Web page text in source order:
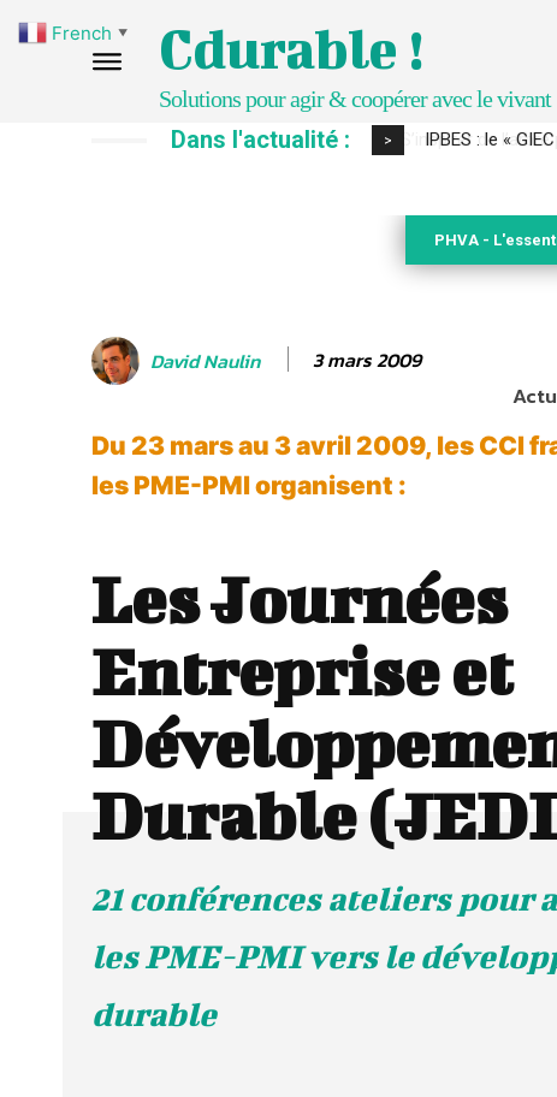
Cdurable !
Solutions pour agir & coopérer avec le vivant
Dans l'actualité : > IPBES : le «
PHVA -
David Naulin 3 mars 2009
Du 23 mars au 3 avril 2009, les CCI
les PME-PMI organisent :
Les Journées
Entreprise et
Durable
21 conférences ateliers pour
les PME-PMI vers le
durable
French ▼